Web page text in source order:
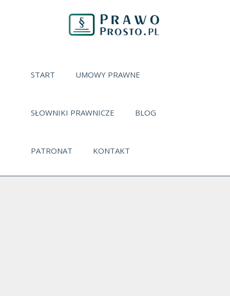
START UMOWY PRAWNE
SŁOWNIKI PRAWNICZE BLOG
PATRONAT KONTAKT